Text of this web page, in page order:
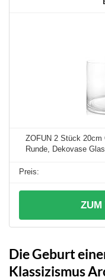
ZOFUN 2 Stück
Runde, Dekovase
ZUM
Die Geburt
Klassizismus